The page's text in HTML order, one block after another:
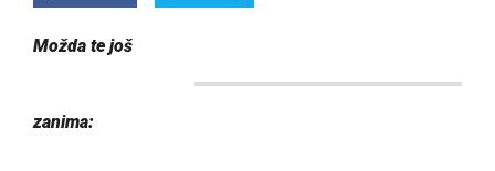
Možda te još
zanima: